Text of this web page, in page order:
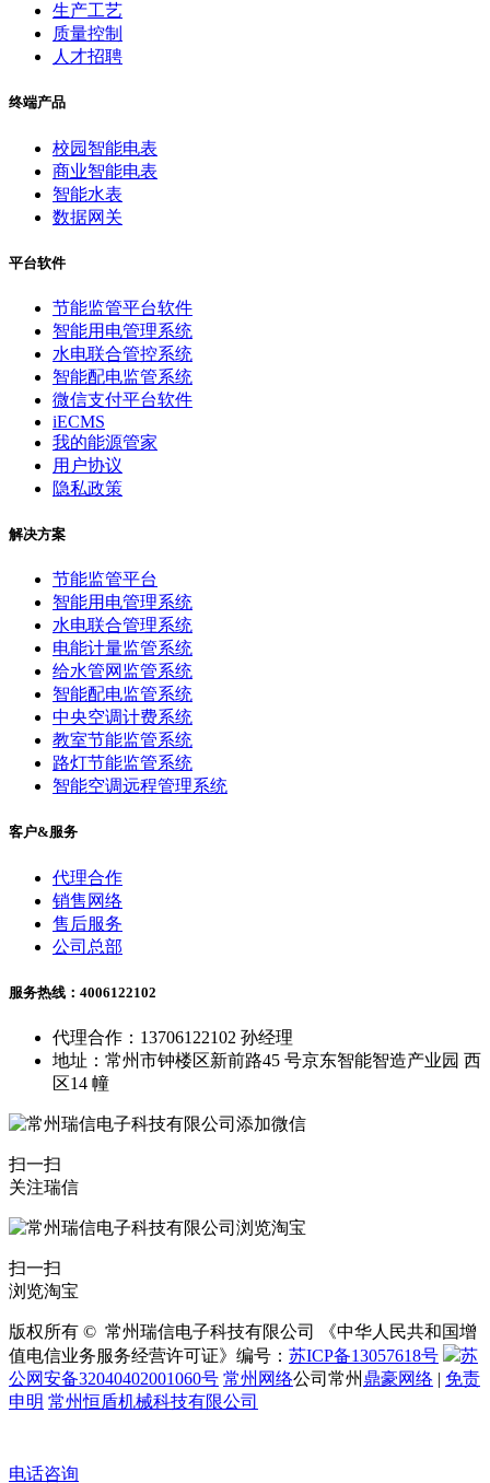
生产工艺
质量控制
人才招聘
终端产品
校园智能电表
商业智能电表
智能水表
数据网关
平台软件
节能监管平台软件
智能用电管理系统
水电联合管控系统
智能配电监管系统
微信支付平台软件
iECMS
我的能源管家
用户协议
隐私政策
解决方案
节能监管平台
智能用电管理系统
水电联合管理系统
电能计量监管系统
给水管网监管系统
智能配电监管系统
中央空调计费系统
教室节能监管系统
路灯节能监管系统
智能空调远程管理系统
客户&服务
代理合作
销售网络
售后服务
公司总部
服务热线：4006122102
代理合作：13706122102 孙经理
地址：常州市钟楼区新前路45 号京东智能智造产业园 西
区14 幢
扫一扫
关注瑞信
扫一扫
浏览淘宝
版权所有 © 常州瑞信电子科技有限公司 《中华人民共和国增
值电信业务服务经营许可证》编号： 苏ICP备13057618号
苏
公网安备32040402001060号 常州网络公司常州 鼎豪网络 | 免责
申明 常州恒盾机械科技有限公司
电话咨询